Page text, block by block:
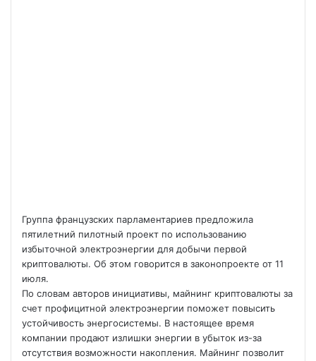
Группа французских парламентариев предложила
пятилетний пилотный проект по использованию
избыточной электроэнергии для добычи первой
криптовалюты. Об этом говорится в законопроекте от 11
июля.
По словам авторов инициативы, майнинг криптовалюты за
счет профицитной электроэнергии поможет повысить
устойчивость энергосистемы. В настоящее время
компании продают излишки энергии в убыток из-за
отсутствия возможности накопления. Майнинг позволит